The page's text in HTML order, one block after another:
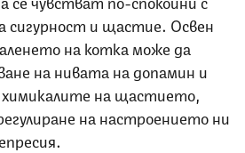
сигурност и щастие. Освен
на котка може да
на нивата на допамин и
на щастието,
на настроението ни